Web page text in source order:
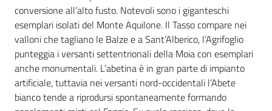
conversione all’alto fusto. Notevoli sono i giganteschi
esemplari isolati del Monte Aquilone. Il Tasso compare nei
valloni che tagliano le Balze e a Sant’Alberico, l’Agrifoglio
punteggia i versanti settentrionali della Moia con esemplari
anche monumentali. L’abetina è in gran parte di impianto
artificiale, tuttavia nei versanti nord-occidentali l’Abete
bianco tende a riprodursi spontaneamente formando